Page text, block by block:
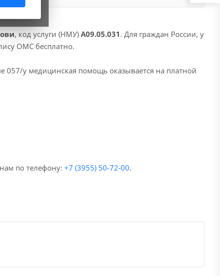
, код услуги (НМУ) A09.05.031. Для граждан России, у
ОМС бесплатно.
057/у медицинская помощь оказывается на платной
по телефону: +7 (3955) 50-72-00.